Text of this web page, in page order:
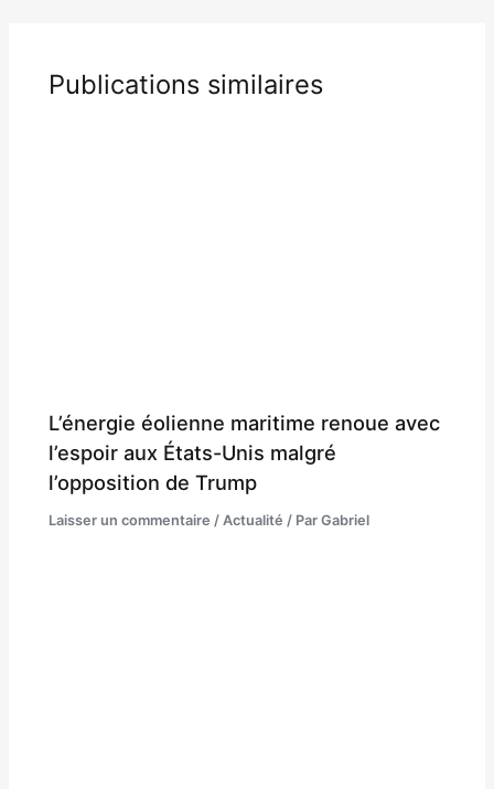
Publications similaires
L’énergie éolienne maritime renoue avec
l’espoir aux États-Unis malgré
l’opposition de Trump
Laisser un commentaire /Actualité / ParGabriel